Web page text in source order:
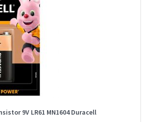
9V LR61 MN1604 Duracell